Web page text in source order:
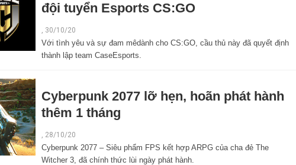
đội tuyển Esports CS:GO
, 30/10/20
Với tình yêu và sự đam mêdành cho CS:GO, cầu thủ này đã quyết định
thành lập team CaseEsports.
Cyberpunk 2077 lỡ hẹn, hoãn phát hành
thêm 1 tháng
28/10/20
Cyberpunk 2077 – Siêu phẩm FPS kết hợp ARPG của cha đẻ The
Witcher 3, đã chính thức lùi ngày phát hành.